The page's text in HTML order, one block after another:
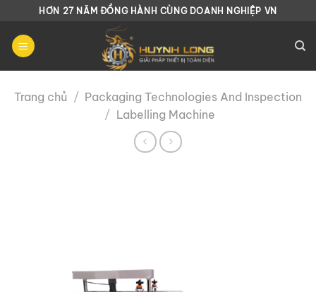
Chuyển
nội
dung
HƠN 27 NĂM ĐỒNG HÀNH CÙNG DOANH NGHIỆP VN
Trang chủ / Packaging Technologies And Inspection
/ Labelling Machine